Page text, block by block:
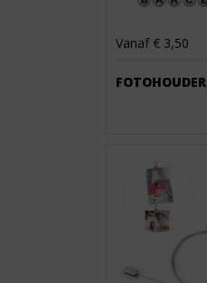
Vanaf € 3,50
FOTOHOUDER